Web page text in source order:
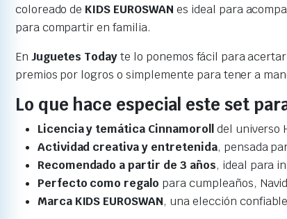
coloreado de KIDS EUROSWAN es ideal para
para compartir en familia.
En Juguetes Todayte lo ponemos fácil para
premios por logros o simplemente para tener a
Lo que hace especial este set
Licencia y temática Cinnamoroll
del universo
Actividad creativa y entretenida, pensada
Recomendado a partir de 3 años, ideal para
Perfecto como regalo para cumpleaños,
Marca KIDS EUROSWAN, una elección